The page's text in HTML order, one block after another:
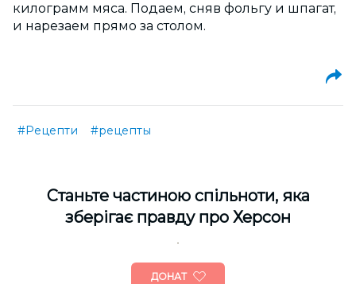
килограмм мяса. Подаем, сняв фольгу и шпагат,
и нарезаем прямо за столом.
#Рецепти #рецепты
Cтаньте частиною спільноти, яка
зберігає правду про Херсон
ДОНАТ